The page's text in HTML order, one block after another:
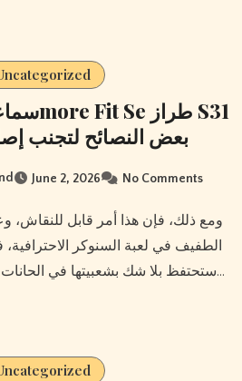
بعض النصائح لتجنب
June 2, 2026 No Comments
ومع ذلك، فإن هذا أمر قابل للنقاش، وعلى الرغم من الانخفاض
الطفيف في لعبة السنوكر الاحترافية،
ستحتفظ بلا شك بشعبيتها في الحانات والنوادي في جميع أنحاء…